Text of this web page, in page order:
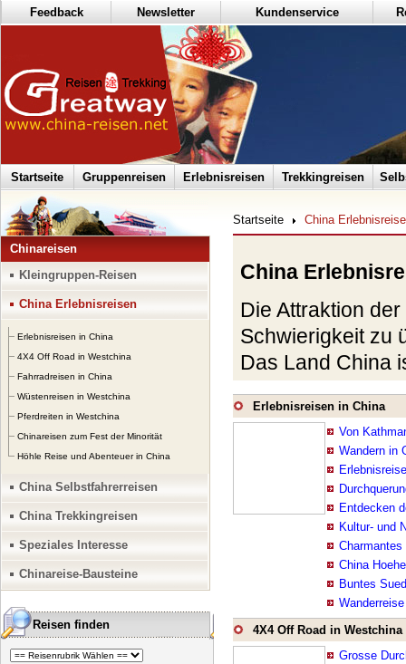
Feedback Newsletter Kundenservice
Startseite Gruppenreisen Erlebnisreisen Trekkingreisen
Chinareisen
Kleingruppen-Reisen
China Erlebnisreisen
Erlebnisreisen in China
4X4 Off Road in Westchina
Fahrradreisen in China
Wüstenreisen in Westchina
Pferdreiten in Westchina
Chinareisen zum Fest der Minorität
Höhle Reise und Abenteuer in China
China Selbstfahrerreisen
China Trekkingreisen
Speziales Interesse
Chinareise-Bausteine
Reisen finden
Startseite China
China
Die Attraktion
Schwierigkeit zu
Das Land China
Plateau,
Gobi,
behalten eigene
Erlebnisreisen in
Erlebnisreisen in China
Von
Wandern in
Entdecken
Kultur- und
China
Buntes
4X4 Off Road in Westchina
Grosse